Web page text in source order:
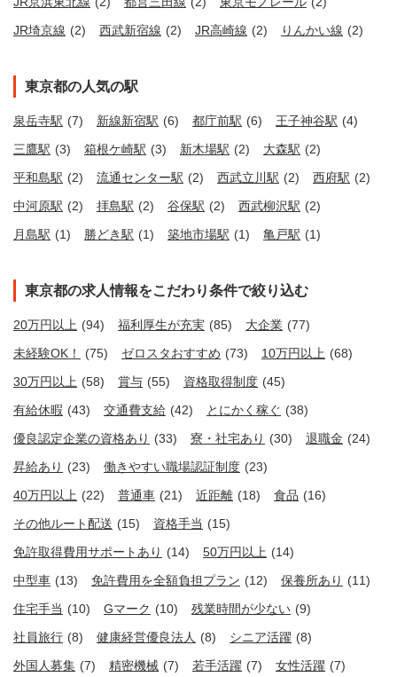
JR埼京線 (2) 西武新宿線 (2) JR高崎線 (2) りんかい線 (2)
東京都の人気の駅
泉岳寺駅 (7) 新線新宿駅 (6) 都庁前駅 (6) 王子神谷駅 (4)
三鷹駅 (3) 箱根ケ崎駅 (3) 新木場駅 (2) 大森駅 (2)
平和島駅 (2) 流通センター駅 (2) 西武立川駅 (2) 西府駅 (2)
中河原駅 (2) 拝島駅 (2) 谷保駅 (2) 西武柳沢駅 (2)
月島駅 (1) 勝どき駅 (1) 築地市場駅 (1) 亀戸駅 (1)
東京都の求人情報をこだわり条件で絞り込む
20万円以上 (94) 福利厚生が充実 (85) 大企業 (77)
未経験OK！
(75) ゼロスタおすすめ (73) 10万円以上 (68)
30万円以上 (58) 賞与 (55) 資格取得制度 (45)
有給休暇 (43) 交通費支給 (42) とにかく稼ぐ (38)
優良認定企業の資格あり (33) 寮・社宅あり (30) 退職金 (24)
昇給あり (23) 働きやすい職場認証制度 (23)
40万円以上 (22) 普通車 (21) 近距離 (18) 食品 (16)
その他ルート配送 (15) 資格手当 (15)
免許取得費用サポートあり (14) 50万円以上 (14)
中型車 (13) 免許費用を全額負担プラン (12) 保養所あり (11)
住宅手当 (10) Gマーク (10) 残業時間が少ない (9)
社員旅行 (8) 健康経営優良法人 (8) シニア活躍 (8)
外国人募集 (7) 精密機械 (7) 若手活躍 (7) 女性活躍 (7)